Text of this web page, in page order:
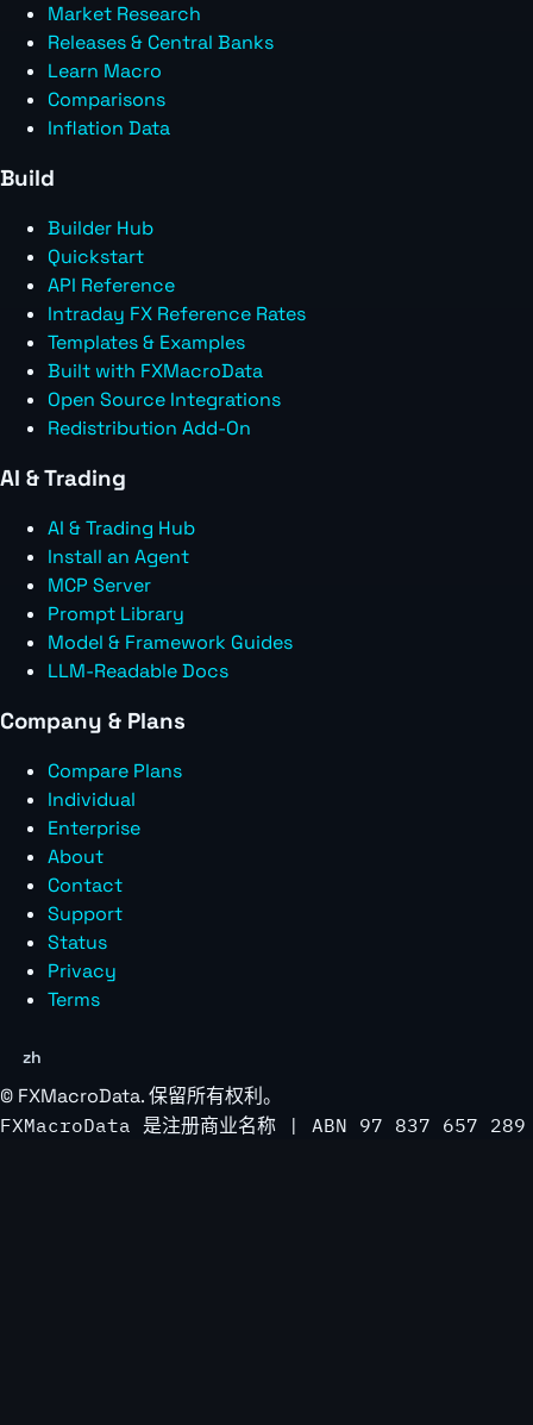
Market Research
Releases & Central Banks
Learn Macro
Comparisons
Inflation Data
Build
Builder Hub
Quickstart
API Reference
Intraday FX Reference Rates
Templates & Examples
Built with FXMacroData
Open Source Integrations
Redistribution Add-On
AI & Trading
AI & Trading Hub
Install an Agent
MCP Server
Prompt Library
Model & Framework Guides
LLM-Readable Docs
Company & Plans
Compare Plans
Individual
Enterprise
About
Contact
Support
Status
Privacy
Terms
zh
© FXMacroData. 保留所有权利。
FXMacroData 是注册商业名称 | ABN 97 837 657 289